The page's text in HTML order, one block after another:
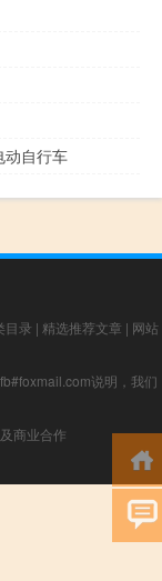
动自行车
目录 | 精选推荐文章 | 网站
说明，我们
商业合作